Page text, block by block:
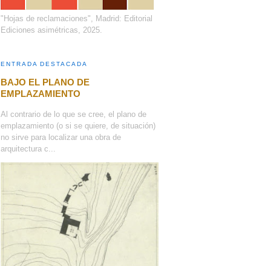
"Hojas de reclamaciones", Madrid: Editorial
Ediciones asimétricas, 2025.
ENTRADA DESTACADA
BAJO EL PLANO DE
EMPLAZAMIENTO
Al contrario de lo que se cree, el plano de
emplazamiento (o si se quiere, de situación)
no sirve para localizar una obra de
arquitectura c...